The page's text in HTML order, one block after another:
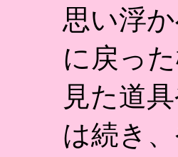
思い浮
に戻っ
見た道
は続き